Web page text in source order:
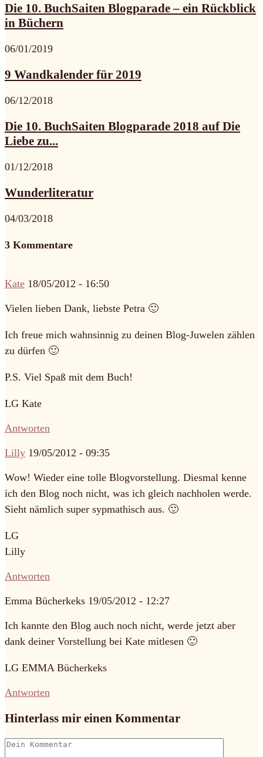
Die 10. BuchSaiten Blogparade – ein Rückblick
in Büchern
06/01/2019
9 Wandkalender für 2019
06/12/2018
Die 10. BuchSaiten Blogparade 2018 auf Die
Liebe zu...
01/12/2018
Wunderliteratur
04/03/2018
3 Kommentare
Kate 18/05/2012 - 16:50
Vielen lieben Dank, liebste Petra 🙂
Ich freue mich wahnsinnig zu deinen Blog-Juwelen zählen
zu dürfen 🙂
P.S. Viel Spaß mit dem Buch!
LG Kate
Antworten
Lilly 19/05/2012 - 09:35
Wow! Wieder eine tolle Blogvorstellung. Diesmal kenne
ich den Blog noch nicht, was ich gleich nachholen werde.
Sieht nämlich super sypmathisch aus. 🙂
LG
Lilly
Antworten
Emma Bücherkeks 19/05/2012 - 12:27
Ich kannte den Blog auch noch nicht, werde jetzt aber
dank deiner Vorstellung bei Kate mitlesen 🙂
LG EMMA Bücherkeks
Antworten
Hinterlass mir einen Kommentar